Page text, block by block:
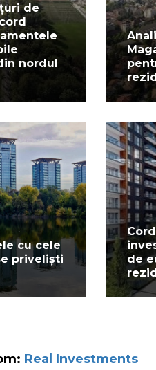
de
nordul
cu cele
priveliști
de
Real Investments